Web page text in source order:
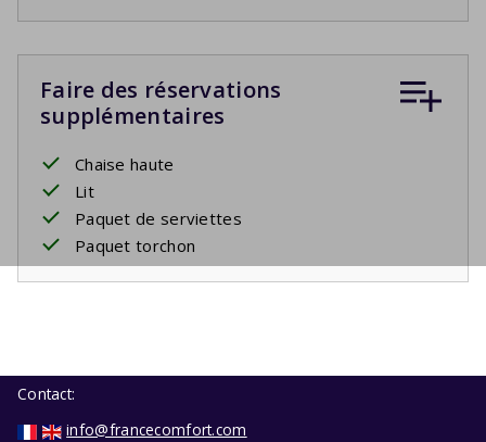
Faire des réservations
supplémentaires
Chaise haute
Lit
Paquet de serviettes
Paquet torchon
Contact:
info@francecomfort.com